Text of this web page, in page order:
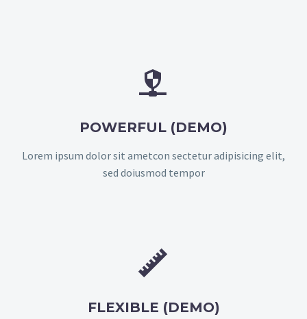


POWERFUL (DEMO)
Lorem ipsum dolor sit ametcon sectetur adipisicing elit,
sed doiusmod tempor


FLEXIBLE (DEMO)